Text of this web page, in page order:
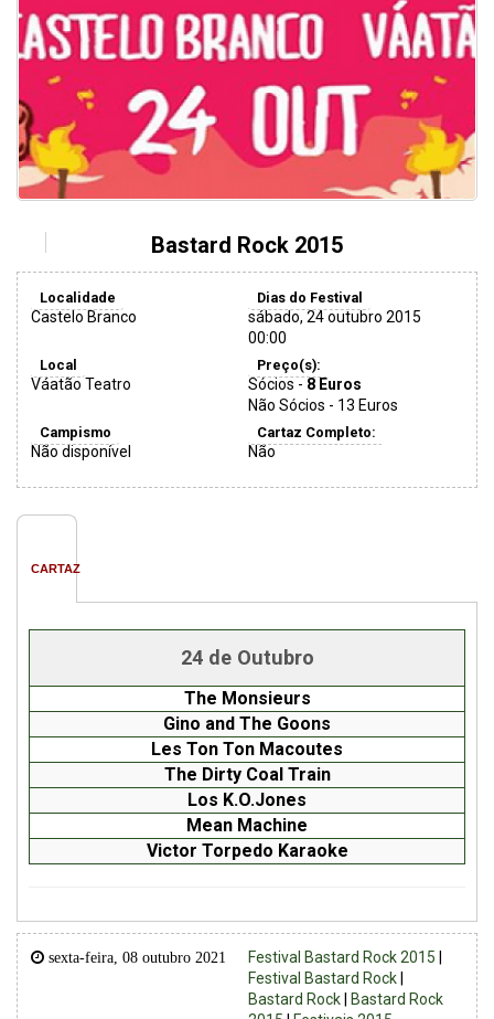
Bastard Rock 2015
Localidade
Castelo Branco
Dias do Festival
sábado, 24 outubro 2015
00:00
Local
Váatão Teatro
Preço(s):
Sócios - 8 Euros
Não Sócios - 13 Euros
Campismo
Não disponível
Cartaz Completo:
Não
CARTAZ
24 de Outubro
The Monsieurs
Gino and The Goons
Les Ton Ton Macoutes
The Dirty Coal Train
Los K.O.Jones
Mean Machine
Victor Torpedo Karaoke
sexta-feira, 08 outubro 2021 Festival Bastard Rock 2015
Festival Bastard Rock
Bastard Rock
Bastard Rock